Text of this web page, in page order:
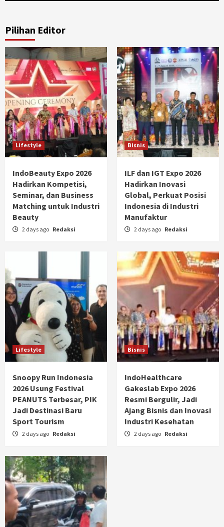
Pilihan Editor
Lifestyle
IndoBeauty Expo 2026
Hadirkan Kompetisi,
Seminar, dan Business
Matching untuk Industri
Beauty
2 days ago Redaksi
Bisnis
ILF dan IGT Expo 2026
Hadirkan Inovasi
Global, Perkuat Posisi
Indonesia di Industri
Manufaktur
2 days ago Redaksi
Lifestyle
Snoopy Run Indonesia
2026 Usung Festival
PEANUTS Terbesar, PIK
Jadi Destinasi Baru
Sport Tourism
2 days ago Redaksi
Bisnis
IndoHealthcare
Gakeslab Expo 2026
Resmi Bergulir, Jadi
Ajang Bisnis dan Inovasi
Industri Kesehatan
2 days ago Redaksi